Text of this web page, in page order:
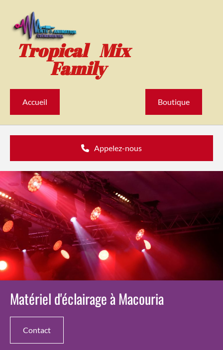
Tropical Mix
Family
Accueil Boutique
Appelez-nous
Matériel d'éclairage à Macouria
Contact